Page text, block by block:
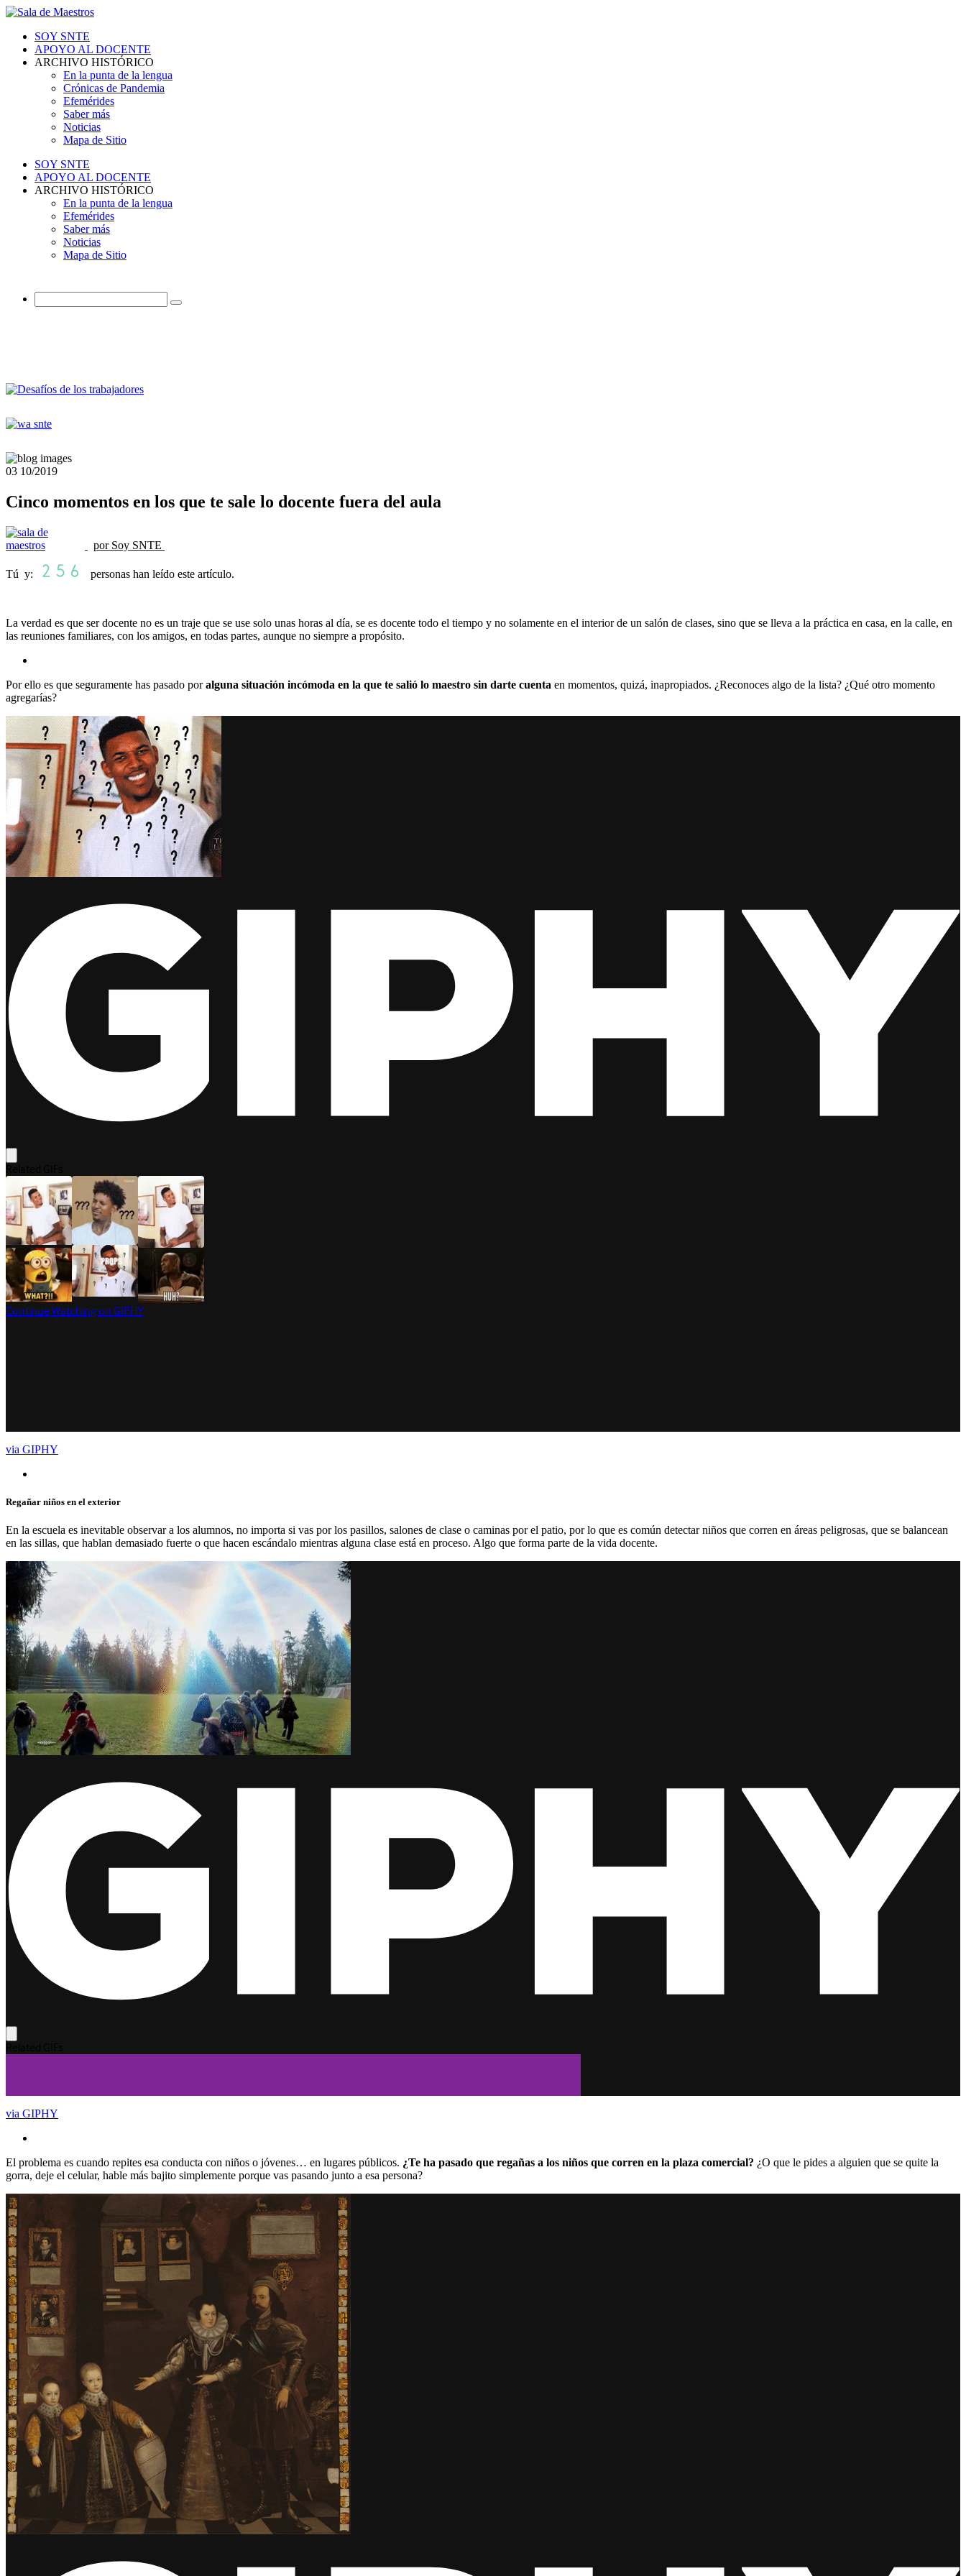
SOY SNTE
APOYO AL DOCENTE
ARCHIVO HISTÓRICO
En la punta de la lengua
Crónicas de Pandemia
Efemérides
Saber más
Noticias
Mapa de Sitio
SOY SNTE
APOYO AL DOCENTE
ARCHIVO HISTÓRICO
En la punta de la lengua
Efemérides
Saber más
Noticias
Mapa de Sitio
03 10/2019
Cinco momentos en los que te sale lo docente fuera del aula
por Soy SNTE
Tú y: personas han leído este artículo.
La verdad es que ser docente no es un traje que se use solo unas horas al día, se es docente todo el tiempo y no solamente en el interior de un salón de clases, sino que se lleva a la práctica en casa, en la calle, en
las reuniones familiares, con los amigos, en todas partes, aunque no siempre a propósito.
Por ello es que seguramente has pasado poralguna situación incómoda en la que te salió lo maestro sin darte cuenta en momentos, quizá, inapropiados. ¿Reconoces algo de la lista? ¿Qué otro momento
agregarías?
via GIPHY
Regañar niños en el exterior
En la escuela es inevitable observar a los alumnos, no importa si vas por los pasillos, salones de clase o caminas por el patio, por lo que es común detectar niños que corren en áreas peligrosas, que se balancean
en las sillas, que hablan demasiado fuerte o que hacen escándalo mientras alguna clase está en proceso. Algo que forma parte de la vida docente.
via GIPHY
El problema es cuando repites esa conducta con niños o jóvenes… en lugares públicos. ¿Te ha pasado que regañas a los niños que corren en la plaza comercial? ¿O que le pides a alguien que se quite la
gorra, deje el celular, hable más bajito simplemente porque vas pasando junto a esa persona?